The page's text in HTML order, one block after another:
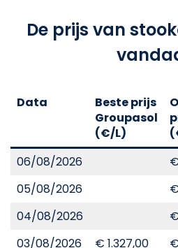
De prijs van
Data
Beste prijs
Groupasol
(€/L)
06/08/2026
05/08/2026
04/08/2026
03/08/2026
€ 1.327,00